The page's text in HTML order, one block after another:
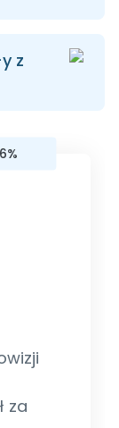
z
za